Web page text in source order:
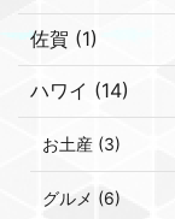
佐賀 (1)
ハワイ (14)
お土産 (3)
グルメ (6)